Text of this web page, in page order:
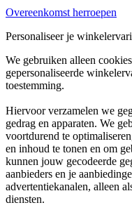
Overeenkomst herroepen
Personaliseer je
We gebruiken alleen
gepersonaliseerde
toestemming.
Hiervoor verzamelen we
gedrag en apparaten. We
voortdurend te
en inhoud te tonen en om
kunnen jouw gecodeerde
aanbieders en je
advertentiekanalen, alleen
diensten.